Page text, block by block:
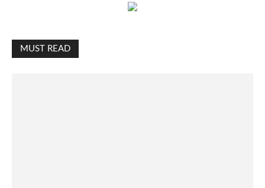
MUST READ